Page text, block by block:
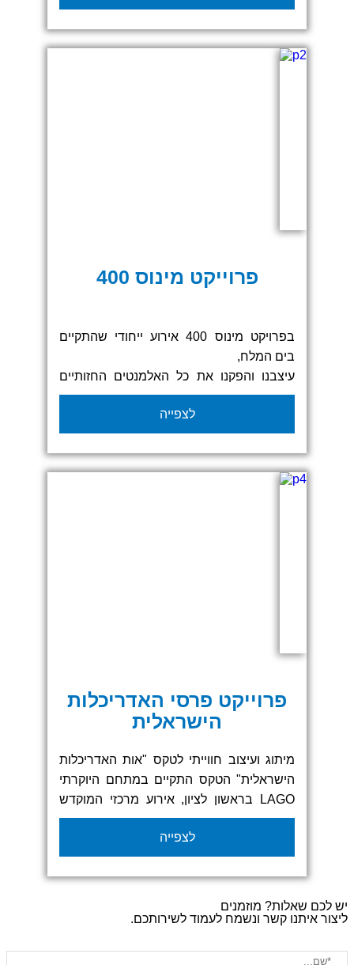
נראות מוקפדת וייצוג מקצועי. התוצאה הייתה
שילוב של צבעים, מסרים וגרפיקה חזקה
שיצרה נוכחות בולטת ושפה ויזואלית אחידה
פרוייקט מינוס 400
בפרויקט מינוס 400 אירוע ייחודי שהתקיים
בים המלח,
עיצבנו והפקנו את כל האלמנטים החזותיים
המרכזיים, כולל שערי הזנקה, גזיבואים
ממותגים ודגלים מרשימים.
השילוב בין עיצוב מוקפד לחומרים עמידים
בתנאי חוץ תרם ליצירת אווירה מקצועית
וסוחפת באירוע שכולו איזי סקרין.
לצפייה
פרוייקט פרסי האדריכלות
הישראלית
מיתוג ועיצוב חווייתי לטקס "אות האדריכלות
הישראלית" הטקס התקיים במתחם היוקרתי
LAGO בראשון לציון, אירוע מרכזי המוקדש
למצוינות אדריכלית וחדשנות תכנונית. כחלק
מהחזון שלנו ב'איזי סקרין' ליצירת חוויות מותג
בלתי נשכחות, סיפקנו פתרונות תצוגה
מדהימים לכל האירוע, תוך שילוב עיצוב גרפי
מתקדם ואלמנטים ויזואליים מרשימים.
הפרויקט כלל הפקת קירות תצוגה ומסכים
להכוונת הקהל, מתקני תצוגה מודולריים
לצפייה
שאלות? מוזמנים
איתנו קשר ונשמח לעמוד לשירותכם.